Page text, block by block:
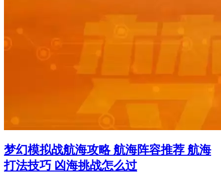
梦幻模拟战航海攻略 航海阵容推荐 航海
打法技巧 凶海挑战怎么过